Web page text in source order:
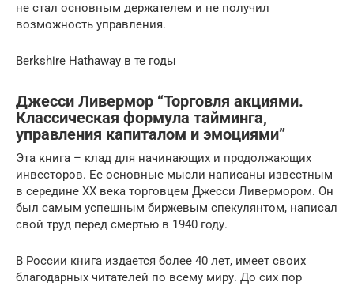
не стал основным держателем и не получил
возможность управления.
Berkshire Hathaway в те годы
Джесси Ливермор “Торговля акциями.
Классическая формула тайминга,
управления капиталом и эмоциями”
Эта книга – клад для начинающих и продолжающих
инвесторов. Ее основные мысли написаны известным
в середине XX века торговцем Джесси Ливермором. Он
был самым успешным биржевым спекулянтом, написал
свой труд перед смертью в 1940 году.
В России книга издается более 40 лет, имеет своих
благодарных читателей по всему миру. До сих пор